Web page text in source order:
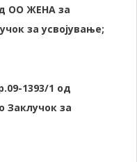
ОО ЖЕНА за
за усвојување;
1393/1 од
Заклучок за